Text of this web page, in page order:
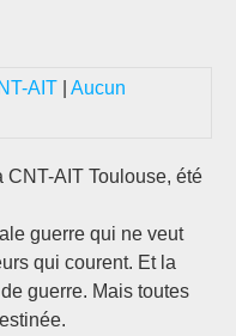
AIT
Aucun
AIT Toulouse, été
guerre qui ne veut
qui courent. Et la
guerre. Mais toutes